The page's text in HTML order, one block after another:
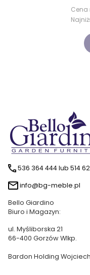
Cena
536 364 444 lub 514
info@bg-meble.pl
Bello Giardino
Biuro i Magazyn:
ul. Myśliborska 21
66-400 Gorzów Wlkp.
Bardon Holding